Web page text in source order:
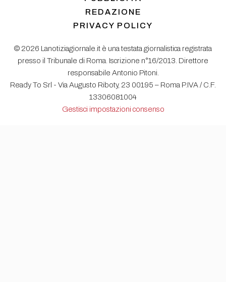
REDAZIONE
PRIVACY POLICY
© 2026 Lanotiziagiornale.it è una testata giornalistica registrata
presso il Tribunale di Roma. Iscrizione n°16/2013. Direttore
responsabile Antonio Pitoni.
Ready To Srl - Via Augusto Riboty, 23 00195 – Roma P.IVA / C.F.
13306081004
Gestisci impostazioni consenso